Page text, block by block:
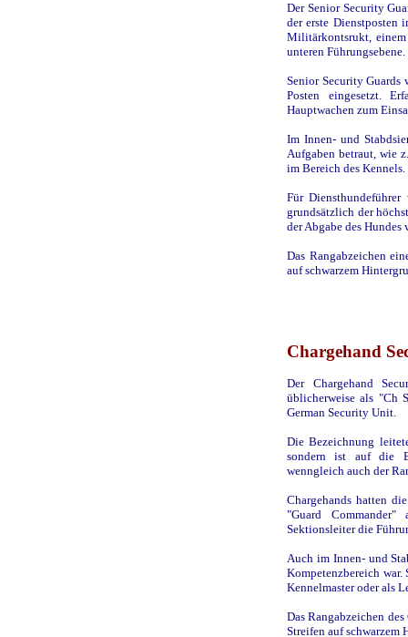
Der Senior Security
der erste Dienstposten
Militärkontsrukt,
unteren Führungsebene.
Senior Security Guards
Posten eingesetzt.
Hauptwachen zum
Im Innen- und
Aufgaben betraut, wie
im Bereich des Kennels.
Für
grundsätzlich der
der Abgabe des Hundes
Das Rangabzeichen
auf schwarzem
Chargehand
Der Chargehand
üblicherweise als "Ch
German Security Unit.
Die Bezeichnung
sondern ist auf die
wenngleich auch der
Chargehands hatten
"Guard
Sektionsleiter die
Auch im Innen- und
Kompetenzbereich war.
Kennelmaster oder als
Das Rangabzeichen
Streifen auf schwarzem